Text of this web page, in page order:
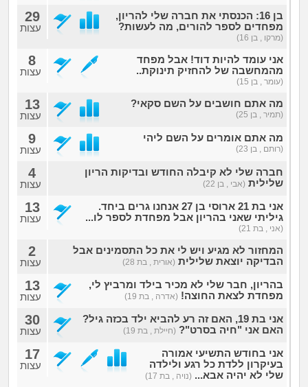
בן 16: הכנסתי את חברה שלי להריון,
מפחדים לספר להורים, מה לעשות?
(מרקו , בן 16)
29
עצות
אני עומד להיות דוד! אבל מפחד
מהמחשבה של להחזיק תינוקת..
(עומר , בן 15)
8
עצות
מה אתם חושבים על השם סקאי?
(תמיר , בן 25)
13
עצות
מה אתם אומרים על השם ליהי
(רותם , בן 23)
9
עצות
חברה שלי לא קיבלה החודש ובדיקות הריון
שלילית (אבי , בן 22)
4
עצות
אני בת 21 ארוסי בן 27 אנחנו גרים ביחד.
גיליתי שאני בהריון אבל מפחדת לספר לו...
(אני , בת 21)
13
עצות
המחזור לא מגיע ויש לי את כל התסמינים אבל
הבדיקה יוצאת שלילית (אורית , בת 28)
2
עצות
בהריון, חבר שלי לא מכיר בילד ומרביץ לי,
מפחדת לצאת החוצה! (אדרה , בת 19)
13
עצות
אני בת 19, האם זה רע להביא ילד בכזה גיל?
האם אני "חיה בסרט"? (חיילת , בת 19)
30
עצות
אני בחודש התשיעי אמורה
בעיקרון ללדת כל רגע ולילדה
שלי לא יהיה אבא... (נויה , בת 17)
17
עצות